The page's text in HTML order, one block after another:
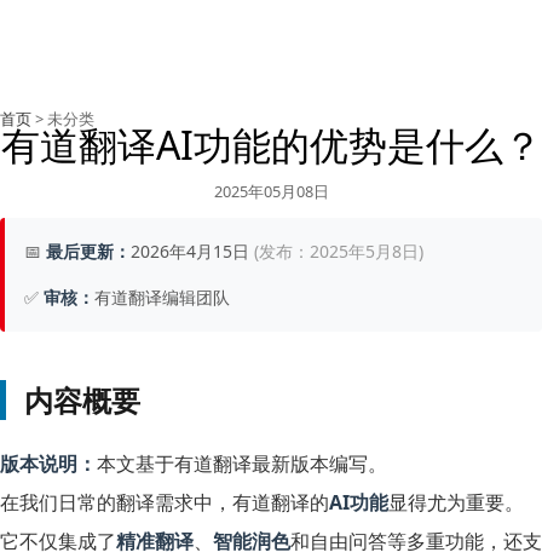
首页> 未分类
有道翻译AI功能的优势是什么？
2025年05月08日
📅 最后更新： 2026年4月15日 (发布：2025年5月8日)
✅ 审核： 有道翻译编辑团队
内容概要
版本说明： 本文基于有道翻译最新版本编写。
在我们日常的翻译需求中，有道翻译的AI功能显得尤为重要。
它不仅集成了精准翻译、 智能润色和自由问答等多重功能，还支